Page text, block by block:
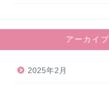
アーカイブ
2025年2月